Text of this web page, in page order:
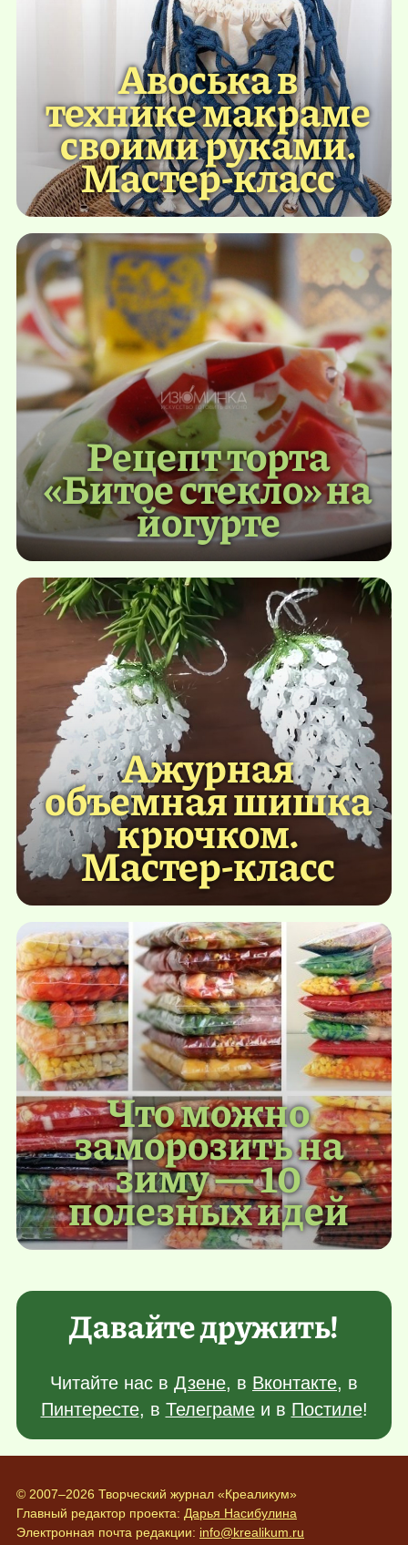
Авоська в
технике макраме
своими руками.
Мастер-класс
Рецепт торта
«Битое стекло» на
йогурте
Ажурная
объемная шишка
крючком.
Мастер-класс
Что можно
заморозить на
зиму — 10
полезных идей
Давайте дружить!
Читайте нас в Дзене, в Вконтакте, в
Пинтересте, в Телеграмеи в Постиле!
© 2007–2026 Творческий журнал «Креаликум»
Главный редактор проекта: Дарья Насибулина
Электронная почта редакции: info@krealikum.ru